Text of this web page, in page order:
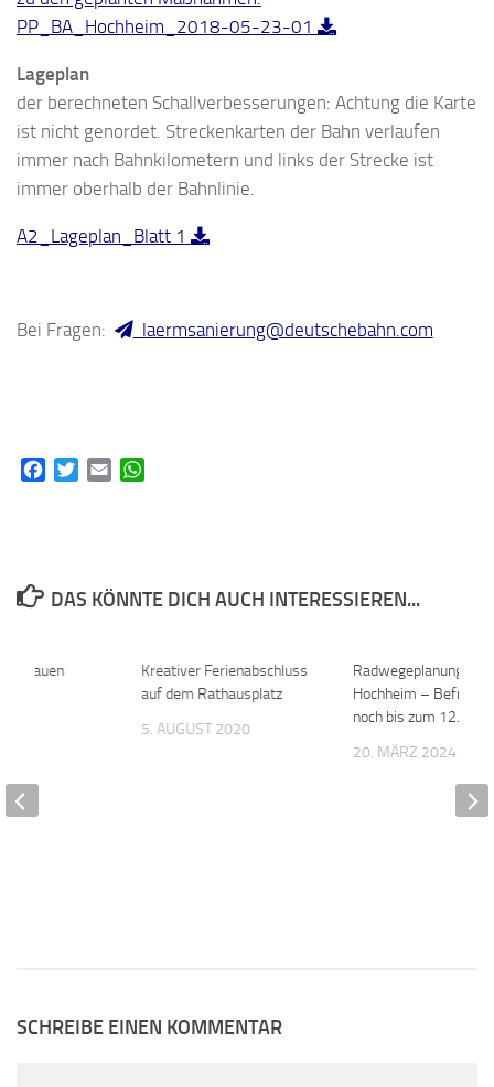
PP_BA_Hochheim_2018-05-23-01
Lageplan
der berechneten Schallverbesserungen: Achtung die Karte
ist nicht genordet. Streckenkarten der Bahn verlaufen
immer nach Bahnkilometern und links der Strecke ist
immer oberhalb der Bahnlinie.
A2_Lageplan_Blatt 1
Bei Fragen: laermsanierung@deutschebahn.com
FacebookTwitterEmail
DAS KÖNNTE DICH AUCH INTERESSIEREN...
Kreativer Ferienabschluss
auf dem Rathausplatz
5. AUGUST 2020
Radwegeplanung in
Hochheim –
noch bis zum
20. MÄRZ 2024
bauen
SCHREIBE EINEN KOMMENTAR